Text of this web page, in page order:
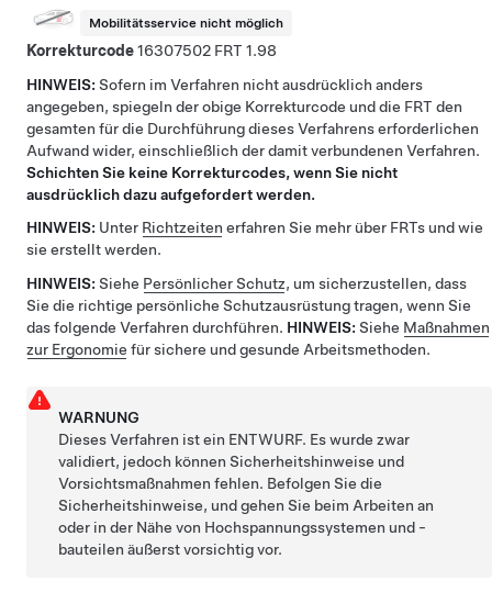
Mobilitätsservice nicht möglich
Korrekturcode16307502
1.98
HINWEIS: Sofern im Verfahren nicht ausdrücklich anders
angegeben, spiegeln der obige Korrekturcode und die FRT den
gesamten für die Durchführung dieses Verfahrens erforderlichen
Aufwand wider, einschließlich der damit verbundenen Verfahren.
Schichten Sie keine Korrekturcodes, wenn Sie nicht
ausdrücklich dazu aufgefordert werden.
HINWEIS: Unter Richtzeiten erfahren Sie mehr über FRTs und wie
sie erstellt werden.
HINWEIS: Siehe Persönlicher Schutz, um sicherzustellen, dass
Sie die richtige persönliche Schutzausrüstung tragen, wenn Sie
das folgende Verfahren durchführen. HINWEIS: Siehe Maßnahmen
zur Ergonomie für sichere und gesunde Arbeitsmethoden.
WARNUNG
Dieses Verfahren ist ein ENTWURF. Es wurde zwar
validiert, jedoch können Sicherheitshinweise und
Vorsichtsmaßnahmen fehlen. Befolgen Sie die
Sicherheitshinweise, und gehen Sie beim Arbeiten an
oder in der Nähe von Hochspannungssystemen und -
bauteilen äußerst vorsichtig vor.